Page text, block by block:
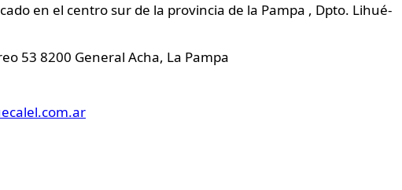
en el centro sur de la provincia de la Pampa , Dpto. Lihué-
53 8200 General Acha, La Pampa